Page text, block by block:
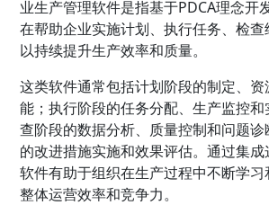
业生产管理软件是指基于PDCA理念开
在帮助企业实施计划、执行任务、检查
以持续提升生产效率和质量。
这类软件通常包括计划阶段的制定、资
能；执行阶段的任务分配、生产监控
查阶段的数据分析、质量控制和问题
的改进措施实施和效果评估。通过集
软件有助于组织在生产过程中不断学
整体运营效率和竞争力。